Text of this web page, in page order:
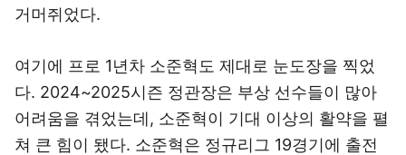
거머쥐었다.
여기에 프로 1년차 소준혁도 제대로 눈도장을 찍었
다. 2024~2025시즌 정관장은 부상 선수들이 많아
어려움을 겪었는데, 소준혁이 기대 이상의 활약을 펼
쳐 큰 힘이 됐다. 소준혁은 정규리그 19경기에 출전